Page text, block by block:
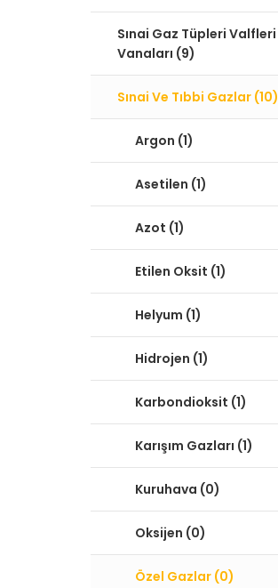
Sınai Gaz Tüpleri Valfleri
Vanaları (9)
Sınai Ve Tıbbi Gazlar (10)
Argon (1)
Asetilen (1)
Azot (1)
Etilen Oksit (1)
Helyum (1)
Hidrojen (1)
Karbondioksit (1)
Karışım Gazları (1)
Kuruhava (0)
Oksijen (0)
Özel Gazlar (0)